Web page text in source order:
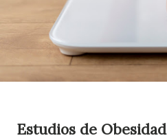
Estudios de Obesidad